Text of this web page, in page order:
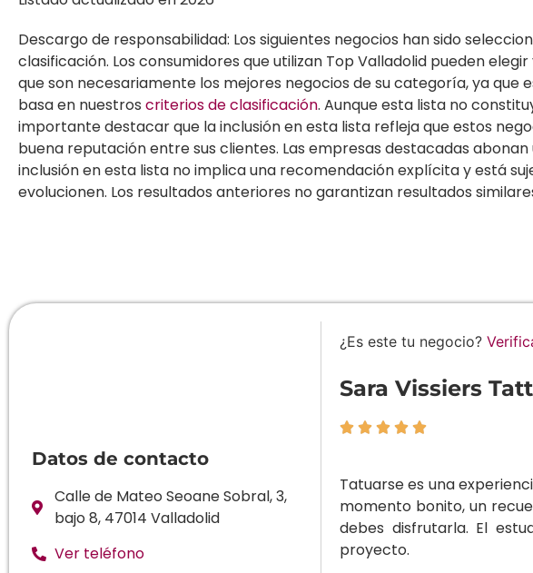
Descargo de responsabilidad: Los siguientes negocios han sido
clasificación. Los consumidores que utilizan Top Valladolid pueden
que son necesariamente los mejores negocios de su categoría, ya
basa en nuestros criterios de clasificación. Aunque esta lista no
importante destacar que la inclusión en esta lista refleja que estos
buena reputación entre sus clientes. Las empresas destacadas
inclusión en esta lista no implica una recomendación explícita y está
evolucionen. Los resultados anteriores no garantizan resultados
Datos de contacto
Calle de Mateo Seoane Sobral, 3,
bajo 8, 47014 Valladolid
Ver teléfono
¿Es este tu negocio?
Sara Vissiers
    
Tatuarse es una
momento bonito, un
debes disfrutarla. El
proyecto.